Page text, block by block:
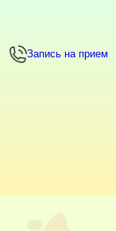
Запись на прием